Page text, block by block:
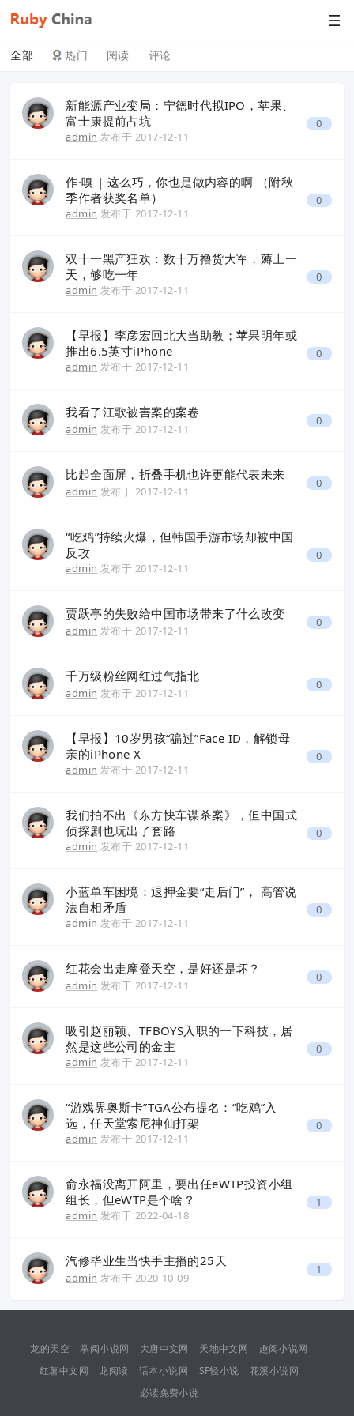
全部 热门 阅读 评论
新能源产业变局：宁德时代拟IPO，苹果、
富士康提前占坑
admin 发布于 2017-12-11
0
作·嗅 | 这么巧，你也是做内容的啊 （附秋
季作者获奖名单）
admin 发布于 2017-12-11
0
双十一黑产狂欢：数十万撸货大军，薅上一
天，够吃一年
admin 发布于 2017-12-11
0
【早报】李彦宏回北大当助教；苹果明年或
推出6.5英寸iPhone
admin 发布于 2017-12-11
0
我看了江歌被害案的案卷
admin 发布于 2017-12-11
0
比起全面屏，折叠手机也许更能代表未来
admin 发布于 2017-12-11
0
“吃鸡”持续火爆，但韩国手游市场却被中国
反攻
admin 发布于 2017-12-11
0
贾跃亭的失败给中国市场带来了什么改变
admin 发布于 2017-12-11
0
千万级粉丝网红过气指北
admin 发布于 2017-12-11
0
【早报】10岁男孩“骗过”Face ID，解锁母
亲的iPhone X
admin 发布于 2017-12-11
0
我们拍不出《东方快车谋杀案》，但中国式
侦探剧也玩出了套路
admin 发布于 2017-12-11
0
小蓝单车困境：退押金要“走后门”， 高管说
法自相矛盾
admin 发布于 2017-12-11
0
红花会出走摩登天空，是好还是坏？
admin 发布于 2017-12-11
0
吸引赵丽颖、TFBOYS入职的一下科技，居
然是这些公司的金主
admin 发布于 2017-12-11
0
“游戏界奥斯卡”TGA公布提名：“吃鸡”入
选，任天堂索尼神仙打架
admin 发布于 2017-12-11
0
俞永福没离开阿里，要出任eWTP投资小组
组长，但eWTP是个啥？
admin 发布于 2022-04-18
1
汽修毕业生当快手主播的25天
admin 发布于 2020-10-09
1
龙的天空 掌阅小说网 大唐中文网 天地中文网
趣阅小说网
红薯中文网
龙阅读 话本小说网 SF轻小说
花溪小说网
必读免费小说